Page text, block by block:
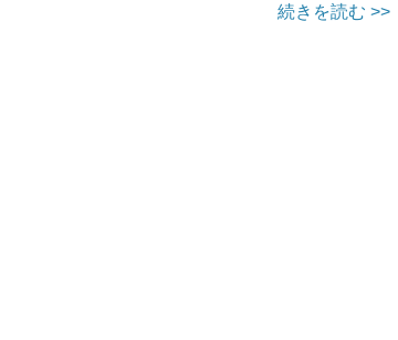
続きを読む >>